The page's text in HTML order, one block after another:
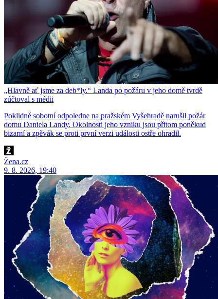
„Hlavně ať jsme za deb*ly.“ Landa po požáru v jeho domě tvrdě
zúčtoval s médii
Poklidné sobotní odpoledne na pražském Vyšehradě narušil požár
domu Daniela Landy. Okolnosti jeho vzniku jsou přitom poněkud
bizarní a zpěvák se proti první verzi události ostře ohradil.
Žena.cz
9. 8. 2026, 19:40